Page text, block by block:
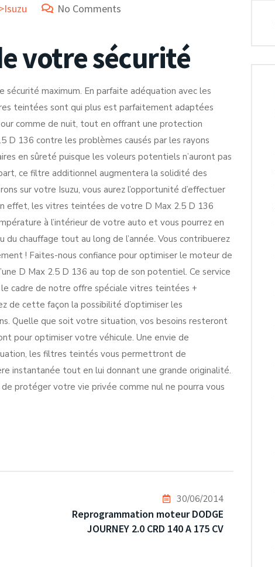
No Comments
votre sécurité
maximum. En parfaite adéquation avec les
teintées sont qui plus est parfaitement adaptées
comme de nuit, tout en offrant une protection
D 136 contre les problèmes causés par les rayons
en sûreté puisque les voleurs potentiels n’auront pas
ce filtre additionnel augmentera la solidité des
sur votre Isuzu, vous aurez l’opportunité d’effectuer
effet, les vitres teintées de votre D Max 2.5 D 136
à l’intérieur de votre auto et vous pourrez en
chauffage tout au long de l’année. Vous contribuerez
! Faites-nous confiance pour optimiser le moteur de
D Max 2.5 D 136 au top de son potentiel. Ce service
cadre de notre offre spéciale vitres teintées +
de cette façon la possibilité d’optimiser les
Quelle que soit votre situation, vos besoins resteront
pour optimiser votre véhicule. Une envie de
les filtres teintés vous permettront de
instantanée tout en lui donnant une grande originalité.
protéger votre vie privée comme nul ne pourra vous
30/06/2014
Reprogrammation moteur DODGE
JOURNEY 2.0 CRD 140 A 175 CV